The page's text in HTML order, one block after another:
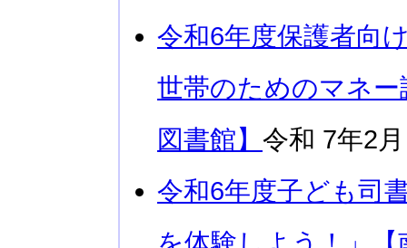
令和6年度保護者向
世帯のためのマネ
図書館】 令和 7年2月
令和6年度子ども司
を体験しよう！」【